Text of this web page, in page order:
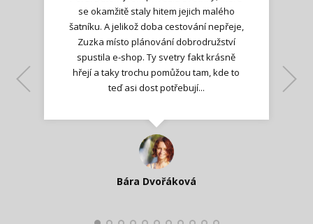
se okamžitě staly hitem jejich malého
šatníku. A jelikož doba cestování nepřeje,
Zuzka místo plánování dobrodružství
spustila e-shop. Ty svetry fakt krásně
hřejí a taky trochu pomůžou tam, kde to
teď asi dost potřebují...
Bára Dvořáková
Jana T.
Kateřina Veleta Štěpánová
Ilona M.
Lenka K.
Nadšená zpráva
Katka Perháčová
Smolková
Lenka K.